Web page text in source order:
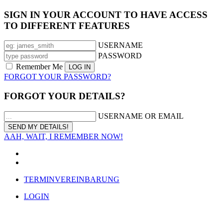
SIGN IN YOUR ACCOUNT TO HAVE ACCESS
TO DIFFERENT FEATURES
USERNAME
PASSWORD
Remember Me
FORGOT YOUR PASSWORD?
FORGOT YOUR DETAILS?
USERNAME OR EMAIL
AAH, WAIT, I REMEMBER NOW!
TERMINVEREINBARUNG
LOGIN